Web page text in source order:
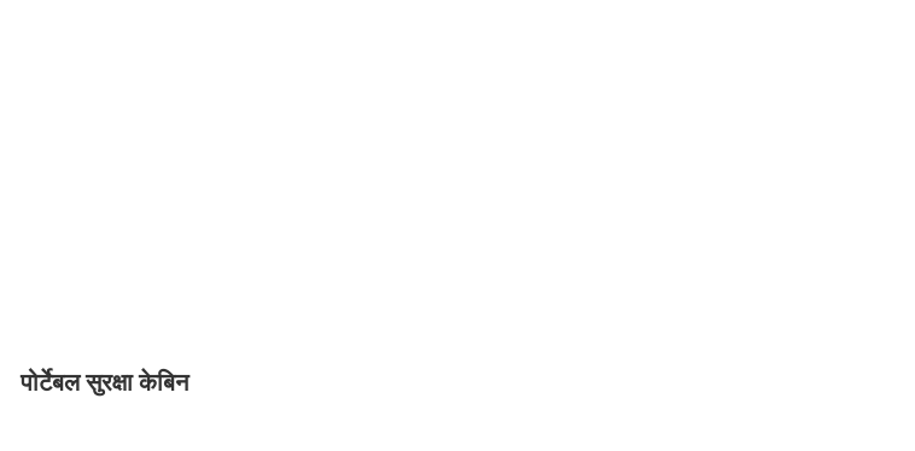
पोर्टेबल सुरक्षा केबिन